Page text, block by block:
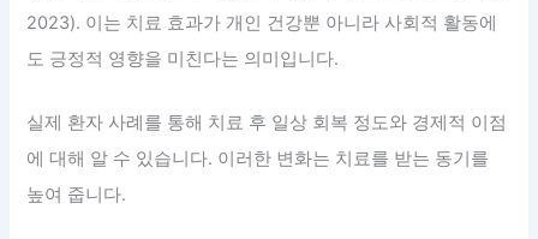
2023). 이는 치료 효과가 개인 건강뿐 아니라 사회적 활동에
도 긍정적 영향을 미친다는 의미입니다.
실제 환자 사례를 통해 치료 후 일상 회복 정도와 경제적 이점
에 대해 알 수 있습니다. 이러한 변화는 치료를 받는 동기를
높여 줍니다.